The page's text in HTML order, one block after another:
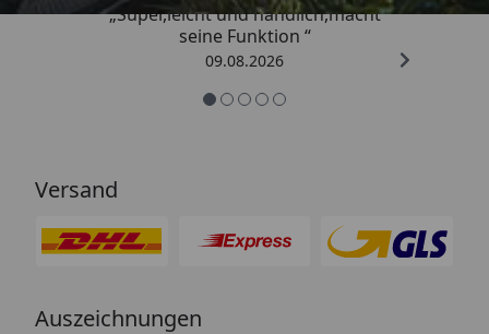
„Super,leicht und handlich,macht
seine Funktion “
09.08.2026
Versand
Auszeichnungen